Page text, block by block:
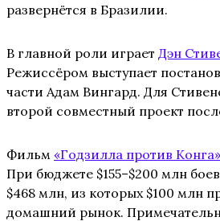
развернётся в Бразилии.
В главной роли играет Дэн
Режиссёром выступает
части Адам Вингард. Для
второй совместный проект
Фильм «Годзилла против Конга»
При бюджете $155–$200 млн
$468 млн, из которых $100 млн
домашний рынок.